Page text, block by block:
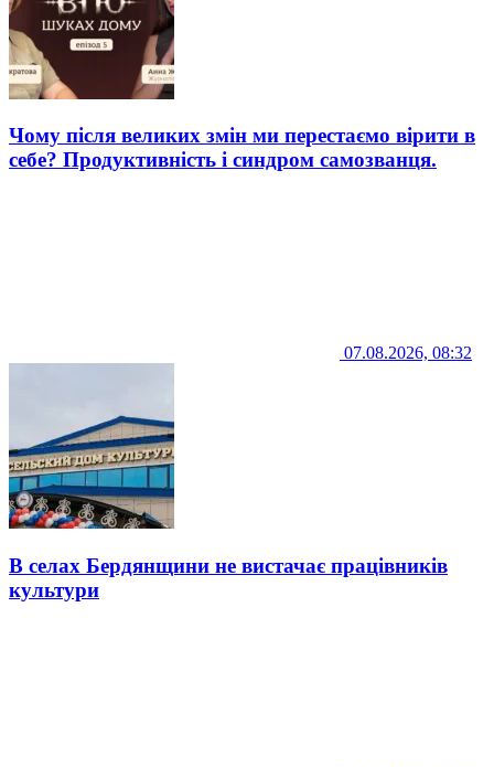
Чому після великих змін ми перестаємо вірити в
себе? Продуктивність і синдром самозванця.
07.08.2026, 08:32
В селах Бердянщини не вистачає працівників
культури